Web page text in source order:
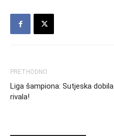
PRETHODNO
Liga šampiona: Sutjeska dobila
rivala!